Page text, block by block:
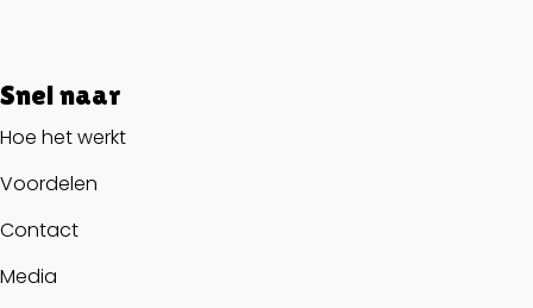
Snel naar
Hoe het werkt
Voordelen
Contact
Media